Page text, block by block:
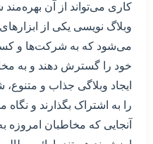
کاری می‌تواند از آن بهره‌مند
وبلاگ نویسی یکی از
می‌شود که به شرکت‌ها و کسب
خود را گسترش دهند و به
ایجاد وبلاگی جذاب و
را به اشتراک بگذارند و
آنجایی که مخاطبان امروزه